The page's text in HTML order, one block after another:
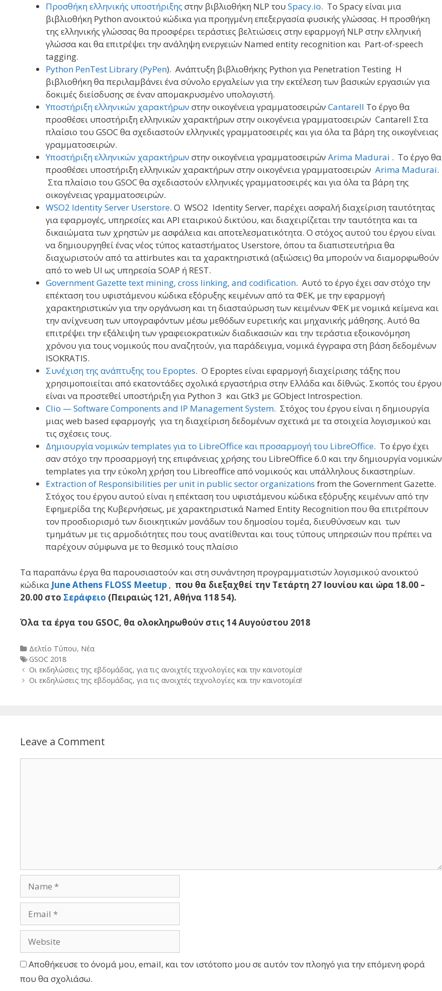
Προσθήκη ελληνικής υποστήριξης στην βιβλιοθήκη NLP του Spacy.io. Το Spacy είναι μια
βιβλιοθήκη Python ανοικτού κώδικα για προηγμένη επεξεργασία φυσικής γλώσσας. Η προσθήκη
της ελληνικής γλώσσας θα προσφέρει τεράστιες βελτιώσεις στην εφαρμογή NLP στην ελληνική
γλώσσα και θα επιτρέψει την ανάληψη ενεργειών Named entity recognition και Part-of-speech
tagging.
Python PenTest Library (PyPen). Ανάπτυξη βιβλιοθήκης Python για Penetration Testing Η
βιβλιοθήκη θα περιλαμβάνει ένα σύνολο εργαλείων για την εκτέλεση των βασικών εργασιών για
δοκιμές διείσδυσης σε έναν απομακρυσμένο υπολογιστή.
Υποστήριξη ελληνικών χαρακτήρων στην οικογένεια γραμματοσειρών Cantarell Το έργο θα
προσθέσει υποστήριξη ελληνικών χαρακτήρων στην οικογένεια γραμματοσειρών Cantarell Στα
πλαίσιο του GSOC θα σχεδιαστούν ελληνικές γραμματοσειρές και για όλα τα βάρη της οικογένειας
γραμματοσειρών.
Υποστήριξη ελληνικών χαρακτήρων στην οικογένεια γραμματοσειρών Arima Madurai . Το έργο θα
προσθέσει υποστήριξη ελληνικών χαρακτήρων στην οικογένεια γραμματοσειρών Arima Madurai.
Στα πλαίσιο του GSOC θα σχεδιαστούν ελληνικές γραμματοσειρές και για όλα τα βάρη της
οικογένειας γραμματοσειρών.
WSO2 Identity Server Userstore. Ο WSO2 Identity Server, παρέχει ασφαλή διαχείριση ταυτότητας
για εφαρμογές, υπηρεσίες και API εταιρικού δικτύου, και διαχειρίζεται την ταυτότητα και τα
δικαιώματα των χρηστών με ασφάλεια και αποτελεσματικότητα. Ο στόχος αυτού του έργου είναι
να δημιουργηθεί ένας νέος τύπος καταστήματος Userstore, όπου τα διαπιστευτήρια θα
διαχωριστούν από τα attirbutes και τα χαρακτηριστικά (αξιώσεις) θα μπορούν να διαμορφωθούν
από το web UI ως υπηρεσία SOAP ή REST.
Government Gazette text mining, cross linking, and codification. Αυτό το έργο έχει σαν στόχο την
επέκταση του υφιστάμενου κώδικα εξόρυξης κειμένων από τα ΦΕΚ, με την εφαρμογή
χαρακτηριστικών για την οργάνωση και τη διασταύρωση των κειμένων ΦΕΚ με νομικά κείμενα και
την ανίχνευση των υπογραφόντων μέσω μεθόδων ευρετικής και μηχανικής μάθησης. Αυτό θα
επιτρέψει την εξάλειψη των γραφειοκρατικών διαδικασιών και την τεράστια εξοικονόμηση
χρόνου για τους νομικούς που αναζητούν, για παράδειγμα, νομικά έγγραφα στη βάση δεδομένων
ISOKRATIS.
Συνέχιση της ανάπτυξης του Epoptes. Ο Epoptes είναι εφαρμογή διαχείρισης τάξης που
χρησιμοποιείται από εκατοντάδες σχολικά εργαστήρια στην Ελλάδα και δίθνώς. Σκοπός του έργου
είναι να προστεθεί υποστήριξη για Python 3 και Gtk3 με GObject Introspection.
Clio — Software Components and IP Management System. Στόχος του έργου είναι η δημιουργία
μιας web based εφαρμογής για τη διαχείριση δεδομένων σχετικά με τα στοιχεία λογισμικού και
τις σχέσεις τους.
Δημιουργία νομικών templates για το LibreOffice και προσαρμογή του LibreOffice. Το έργο έχει
σαν στόχο την προσαρμογή της επιφάνειας χρήσης του LibreOffice 6.0 και την δημιουργία νομικών
templates για την εύκολη χρήση του Libreoffice από νομικούς και υπάλληλους δικαστηρίων.
Extraction of Responsibilities per unit in public sector organizations from the Government Gazette.
Στόχος του έργου αυτού είναι η επέκταση του υφιστάμενου κώδικα εξόρυξης κειμένων από την
Εφημερίδα της Κυβερνήσεως, με χαρακτηριστικά Named Entity Recognition που θα επιτρέπουν
τον προσδιορισμό των διοικητικών μονάδων του δημοσίου τομέα, διευθύνσεων και των
τμημάτων με τις αρμοδιότητες που τους ανατίθενται και τους τύπους υπηρεσιών που πρέπει να
παρέχουν σύμφωνα με το θεσμικό τους πλαίσιο
Τα παραπάνω έργα θα παρουσιαστούν και στη συνάντηση προγραμματιστών λογισμικού ανοικτού
κώδικα June Athens FLOSS Μeetup , που θα διεξαχθεί την Τετάρτη 27 Ιουνίου και ώρα 18.00 –
20.00 στο Σεράφειο (Πειραιώς 121, Αθήνα 118 54).
Όλα τα έργα του GSOC, θα ολοκληρωθούν στις 14 Αυγούστου 2018
Categories
Δελτίο Τύπου, Νέα
Tags
GSOC 2018
Post
navigation
Οι εκδηλώσεις της εβδομάδας, για τις ανοιχτές τεχνολογίες και την καινοτομία!
Οι εκδηλώσεις της εβδομάδας, για τις ανοιχτές τεχνολογίες και την καινοτομία!
Leave a Comment
Αποθήκευσε το όνομά μου, email, και τον ιστότοπο μου σε αυτόν τον πλοηγό για την επόμενη φορά
που θα σχολιάσω.